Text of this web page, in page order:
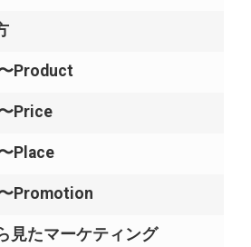
Product
Price
Place
Promotion
見たマーケティング